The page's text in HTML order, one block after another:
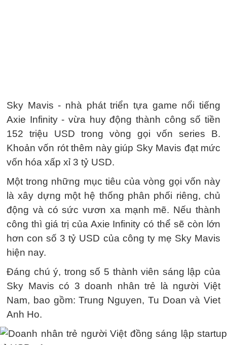
Sky Mavis - nhà phát triển tựa game nổi tiếng
Axie Infinity - vừa huy động thành công số tiền
152 triệu USD trong vòng gọi vốn series B.
Khoản vốn rót thêm này giúp Sky Mavis đạt mức
vốn hóa xấp xỉ 3 tỷ USD.
Một trong những mục tiêu của vòng gọi vốn này
là xây dựng một hệ thống phân phối riêng, chủ
động và có sức vươn xa mạnh mẽ. Nếu thành
công thì giá trị của Axie Infinity có thể sẽ còn lớn
hơn con số 3 tỷ USD của công ty mẹ Sky Mavis
hiện nay.
Đáng chú ý, trong số 5 thành viên sáng lập của
Sky Mavis có 3 doanh nhân trẻ là người Việt
Nam, bao gồm: Trung Nguyen, Tu Doan và Viet
Anh Ho.